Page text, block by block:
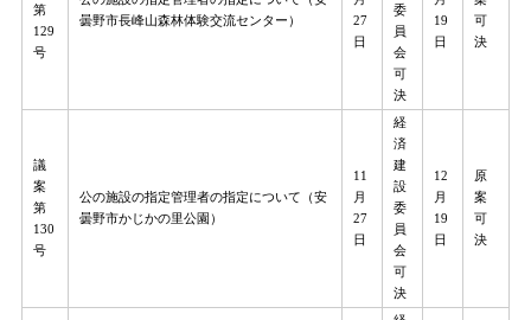
第
129
号
曇野市長峰山森林体験交流センター）
27
日
委
員
会
可
決
19
日
可
決
議
案
第
130
号
公の施設の指定管理者の指定について（安
曇野市かじかの里公園）
11
月
27
日
経
済
建
設
委
員
会
可
決
12
月
19
日
原
案
可
決